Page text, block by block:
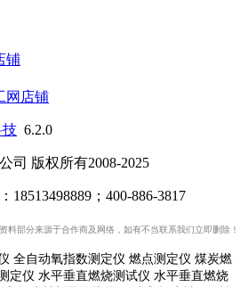
铺
网店铺
技 6.2.0
司 版权所有2008-2025
；400-886-3817
料部分来源于合作商及网络，如有不当联系我们立即删除！
全自动氧指数测定仪 燃点测定仪 煤炭燃
定仪 水平垂直燃烧测试仪 水平垂直燃烧